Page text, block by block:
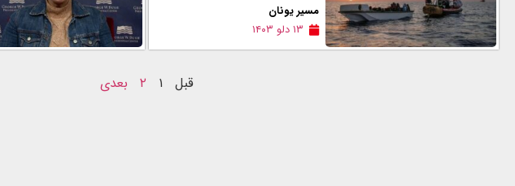
مسیر یونان
۱۳ دلو ۱۴۰۳
قبل ۱ ۲ بعدی